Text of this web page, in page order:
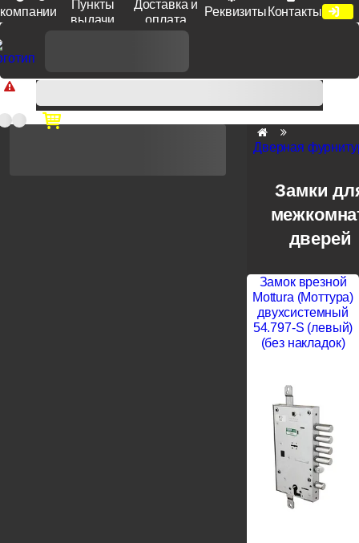
компании
Пункты
выдачи
Доставка и
оплата
Реквизиты Контакты
Доп. скидка от цен на сайте 7% при заказе от 50 тыс. руб
продукции Venezia, Fratelli, Tupai, Extreza, Melodia, Forme при
оплате по счету.
Дверная
Замки
дверей
Замок врезной
Mottura (Моттура)
двухсистемный
54.797-S (левый)
(без накладок)